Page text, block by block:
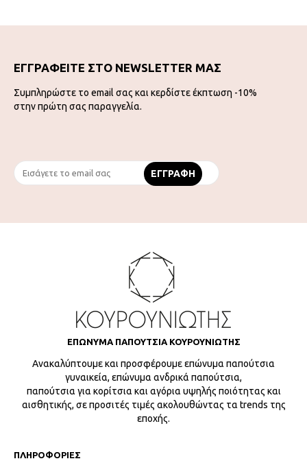
ΕΓΓΡΑΦΕΙΤΕ ΣΤΟ NEWSLETTER ΜΑΣ
Συμπληρώστε το email σας και κερδίστε έκπτωση -10%
στην πρώτη σας παραγγελία.
ΕΠΩΝΥΜΑ ΠΑΠΟΥΤΣΙΑ ΚΟΥΡΟΥΝΙΩΤΗΣ
Ανακαλύπτουμε και προσφέρουμε επώνυμα παπούτσια
γυναικεία, επώνυμα ανδρικά παπούτσια,
παπούτσια για κορίτσια και αγόρια υψηλής ποιότητας και
αισθητικής, σε προσιτές τιμές ακολουθώντας τα trends της
εποχής.
ΠΛΗΡΟΦΟΡΙΕΣ